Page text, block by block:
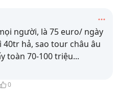
người, là 75 euro/ ngày
hả, sao tour châu âu
toàn 70-100 triệu...
0